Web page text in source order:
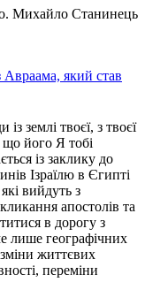
Михайло Станинець
Авраама, який став
землі твоєї, з твоєї
що його Я тобі
із заклику до
Ізраїлю в Єгипті
вийдуть з
апостолів та
в дорогу з
лише географічних
життєвих
переміни